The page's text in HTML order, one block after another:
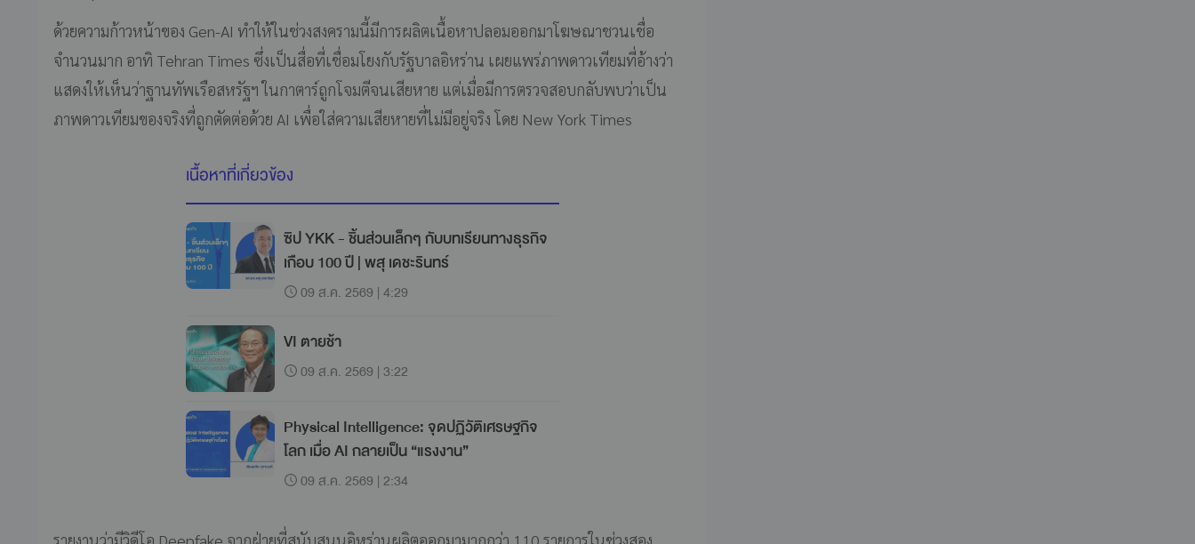
ด้วยความก้าวหน้าของ Gen-AI ทำให้ในช่วงสงครามนี้มีการผลิตเนื้อหาปลอมออกมาโฆษณาชวนเชื่อ
จำนวนมาก อาทิ Tehran Times ซึ่งเป็นสื่อที่เชื่อมโยงกับรัฐบาลอิหร่าน เผยแพร่ภาพดาวเทียมที่อ้างว่า
แสดงให้เห็นว่าฐานทัพเรือสหรัฐฯ ในกาตาร์ถูกโจมตีจนเสียหาย แต่เมื่อมีการตรวจสอบกลับพบว่าเป็น
ภาพดาวเทียมของจริงที่ถูกตัดต่อด้วย AI เพื่อใส่ความเสียหายที่ไม่มีอยู่จริง โดย New York Times
เนื้อหาที่เกี่ยวข้อง
ซิป YKK - ชิ้นส่วนเล็กๆ กับบทเรียนทางธุรกิจ
เกือบ 100 ปี | พสุ เดชะรินทร์
09 ส.ค. 2569 | 4:29
VI ตายช้า
09 ส.ค. 2569 | 3:22
Physical Intelligence: จุดปฏิวัติเศรษฐกิจ
โลก เมื่อ AI กลายเป็น “แรงงาน”
09 ส.ค. 2569 | 2:34
รายงานว่ามีวิดีโอ Deepfake จากฝ่ายที่สนับสนุนอิหร่านผลิตออกมามากกว่า 110 รายการในช่วงสอง